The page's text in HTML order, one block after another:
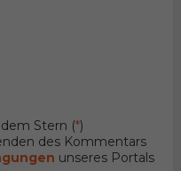
Stern (*)
des Kommentars
unseres Portals